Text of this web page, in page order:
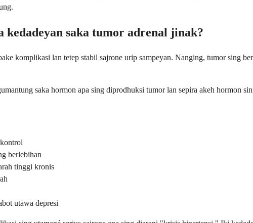
kedadeyan saka tumor adrenal jinak?
komplikasi lan tetep stabil sajrone urip sampeyan. Nanging, tumor sing
saka hormon apa sing diprodhuksi tumor lan sepira akeh hormon
berlebihan
tinggi kronis
utawa depresi